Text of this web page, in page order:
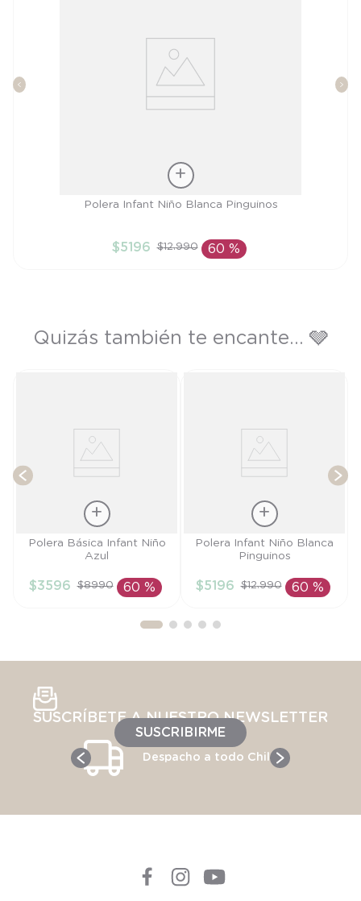
AÑADIR AL CARRITO
Polera Infant Niño Blanca Pinguinos
$5196 $12.990 60 %
Quizás también te encante... 🩶
Talla
AÑADIR AL
Polera Básica Infant Niño
Azul
$3596 $8990 60 %
Talla
AÑADIR AL
Polera Infant Niño Blanca
Pinguinos
$5196 $12.990 60 %
SUSCRÍBETE A NUESTRO NEWSLETTER
SUSCRIBIRME
Despacho a todo Chile